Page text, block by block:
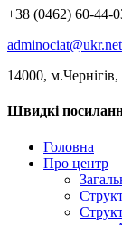
+38 (0462) 60-44-
adminociat@ukr.net
14000,
Швидкі
Головна
Про центр